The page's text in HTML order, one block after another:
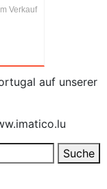
Verkauf
auf unserer